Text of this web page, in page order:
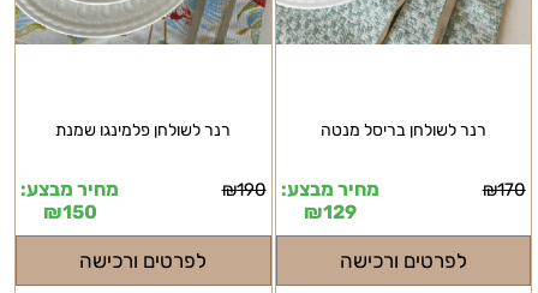
רנר לשולחן בריסל מנטה
₪170
מחיר מבצע:
₪ 129
לפרטים ורכישה
רנר לשולחן פלמינגו שמנת
₪190
מחיר מבצע:
₪ 150
לפרטים ורכישה